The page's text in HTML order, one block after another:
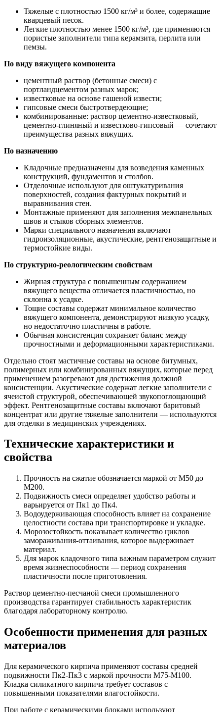
Тяжелые с плотностью 1500 кг/м³ и более, содержащие
кварцевый песок.
Легкие плотностью менее 1500 кг/м³, где применяются
пористые заполнители типа керамзита, перлита или
пемзы.
По виду вяжущего компонента
цементный раствор (бетонные смеси) с
портландцементом разных марок;
известковые на основе гашеной извести;
гипсовые смеси быстротвердеющие;
комбинированные: раствор цементно-известковый,
цементно-глиняный и известково-гипсовый — сочетают
преимущества разных вяжущих.
По назначению
Кладочные предназначены для возведения каменных
конструкций, фундаментов и столбов.
Отделочные используют для оштукатуривания
поверхностей, создания фактурных покрытий и
выравнивания стен.
Монтажные применяют для заполнения межпанельных
швов и стыков сборных элементов.
Марки специального назначения включают
гидроизоляционные, акустические, рентгенозащитные и
термостойкие виды.
По структурно-реологическим свойствам
Жирная структура с повышенным содержанием
вяжущего вещества отличается пластичностью, но
склонна к усадке.
Тощие составы содержат минимальное количество
вяжущего компонента, демонстрируют низкую усадку,
но недостаточно пластичны в работе.
Обычная консистенция сохраняет баланс между
прочностными и деформационными характеристиками.
Отдельно стоят мастичные составы на основе битумных,
полимерных или комбинированных вяжущих, которые перед
применением разогревают для достижения должной
консистенции. Акустические содержат легкие заполнители с
ячеистой структурой, обеспечивающей звукопоглощающий
эффект. Рентгенозащитные составы включают баритовый
концентрат или другие тяжелые заполнители — используются
для отделки в медицинских учреждениях.
Технические характеристики и
свойства
Прочность на сжатие обозначается маркой от М50 до
М200.
Подвижность смеси определяет удобство работы и
варьируется от Пк1 до Пк4.
Водоудерживающая способность влияет на сохранение
целостности состава при транспортировке и укладке.
Морозостойкость показывает количество циклов
замораживания-оттаивания, которое выдерживает
материал.
Для марок кладочного типа важным параметром служит
время жизнеспособности — период сохранения
пластичности после приготовления.
Раствор цементно-песчаной смеси промышленного
производства гарантирует стабильность характеристик
благодаря лабораторному контролю.
Особенности применения для разных
материалов
Для керамического кирпича применяют составы средней
подвижности Пк2-Пк3 с маркой прочности М75-М100.
Кладка силикатного кирпича требует составов с
повышенными показателями влагостойкости.
При работе с керамическими блоками используют